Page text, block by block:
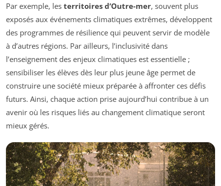
Par exemple, les territoires d’Outre-mer, souvent plus
exposés aux événements climatiques extrêmes, développent
des programmes de résilience qui peuvent servir de modèle
à d’autres régions. Par ailleurs, l’inclusivité dans
l’enseignement des enjeux climatiques est essentielle ;
sensibiliser les élèves dès leur plus jeune âge permet de
construire une société mieux préparée à affronter ces défis
futurs. Ainsi, chaque action prise aujourd’hui contribue à un
avenir où les risques liés au changement climatique seront
mieux gérés.